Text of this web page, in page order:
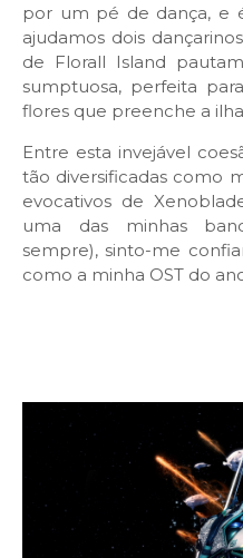
por um pé de dança, e
ajudamos dois
de Florall Island
sumptuosa, perfeita
flores que preenche a
Entre esta invejável
tão diversificadas como
evocativos de
uma das minhas
sempre), sinto-me
como a minha OST do